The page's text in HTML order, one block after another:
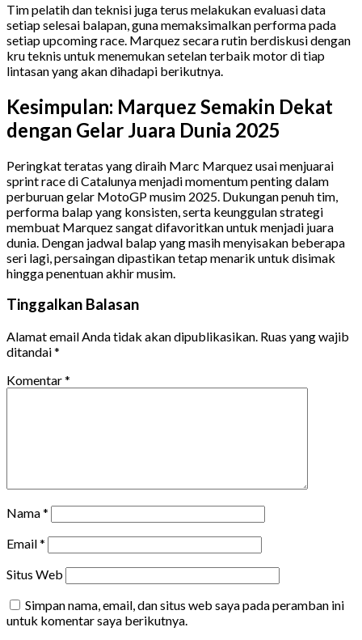
Tim pelatih dan teknisi juga terus melakukan evaluasi data
setiap selesai balapan, guna memaksimalkan performa pada
setiap upcoming race. Marquez secara rutin berdiskusi dengan
kru teknis untuk menemukan setelan terbaik motor di tiap
lintasan yang akan dihadapi berikutnya.
Kesimpulan: Marquez Semakin Dekat
dengan Gelar Juara Dunia 2025
Peringkat teratas yang diraih Marc Marquez usai menjuarai
sprint race di Catalunya menjadi momentum penting dalam
perburuan gelar MotoGP musim 2025. Dukungan penuh tim,
performa balap yang konsisten, serta keunggulan strategi
membuat Marquez sangat difavoritkan untuk menjadi juara
dunia. Dengan jadwal balap yang masih menyisakan beberapa
seri lagi, persaingan dipastikan tetap menarik untuk disimak
hingga penentuan akhir musim.
Tinggalkan Balasan
Alamat email Anda tidak akan dipublikasikan. Ruas yang wajib
ditandai*
Komentar*
Nama*
Email*
Situs Web
Simpan nama, email, dan situs web saya pada peramban ini
untuk komentar saya berikutnya.